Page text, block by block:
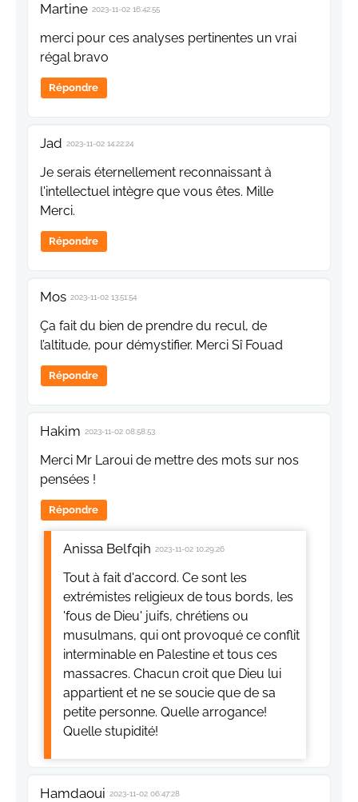
Martine 2023-11-02 16:42:55
merci pour ces analyses pertinentes un vrai
régal bravo
Répondre
Jad 2023-11-02 14:22:24
Je serais éternellement reconnaissant à
l'intellectuel intègre que vous êtes. Mille
Merci.
Répondre
Mos 2023-11-02 13:51:54
Ça fait du bien de prendre du recul, de
l’altitude, pour démystifier. Merci Sî Fouad
Répondre
Hakim 2023-11-02 08:58:53
Merci Mr Laroui de mettre des mots sur nos
pensées !
Répondre
Anissa Belfqih 2023-11-02 10:29:26
Tout à fait d'accord. Ce sont les
extrémistes religieux de tous bords, les
'fous de Dieu' juifs, chrétiens ou
musulmans, qui ont provoqué ce conflit
interminable en Palestine et tous ces
massacres. Chacun croit que Dieu lui
appartient et ne se soucie que de sa
petite personne. Quelle arrogance!
Quelle stupidité!
Hamdaoui 2023-11-02 06:47:28